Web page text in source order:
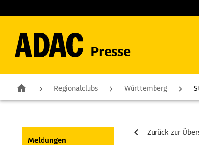
Presse
Regionalclubs Württemberg
Meldungen
Zurück zur